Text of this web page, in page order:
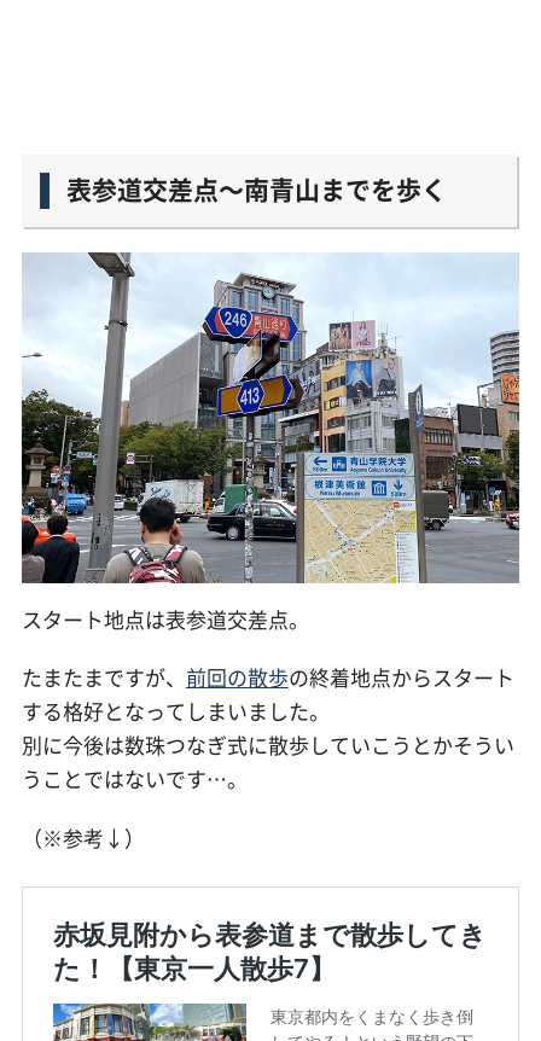
表参道交差点〜南青山までを歩く
スタート地点は表参道交差点。
たまたまですが、 前回の散歩の終着地点からスタート
する格好となってしまいました。
別に今後は数珠つなぎ式に散歩していこうとかそうい
うことではないです…。
（※参考↓）